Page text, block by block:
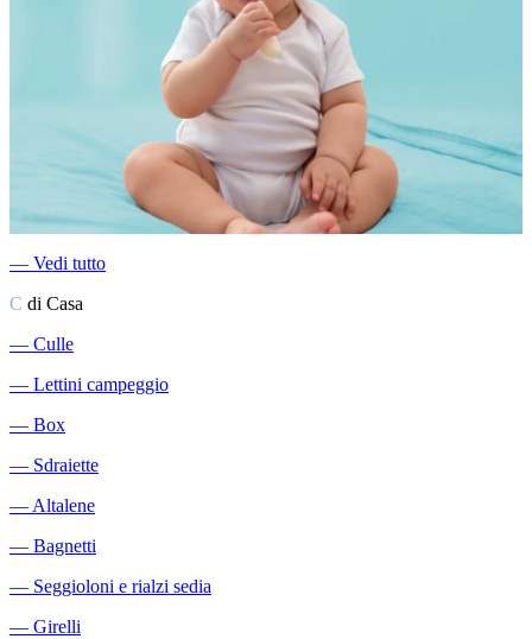
― Vedi tutto
C di Casa
― Culle
― Lettini campeggio
― Box
― Sdraiette
―Altalene
― Bagnetti
― Seggioloni e rialzi sedia
― Girelli